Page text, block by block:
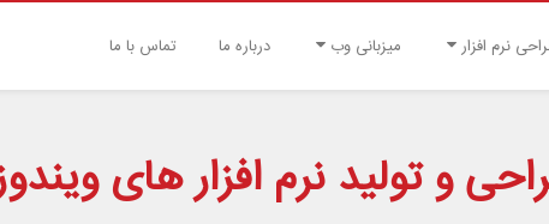
نرم افزار میزبانی وب درباره ما تماس با ما
و تولید نرم افزار های